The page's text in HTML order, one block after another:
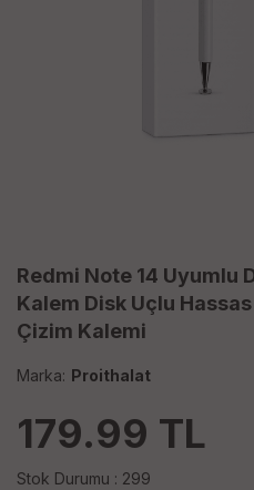
Redmi Note 14 Uyumlu
Kalem Disk Uçlu
Çizim Kalemi
Marka: Proithalat
179.99 TL
Stok Durumu : 299